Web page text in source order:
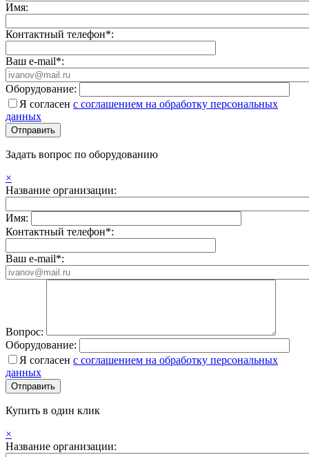
Имя:
Контактный телефон*:
Ваш e-mail*:
Оборудование:
Я согласен с соглашением на обработку персональных
данных
Задать вопрос по оборудованию
×
Название организации:
Имя:
Контактный телефон*:
Ваш e-mail*:
Вопрос:
Оборудование:
Я согласен с соглашением на обработку персональных
данных
Купить в один клик
×
Название организации: